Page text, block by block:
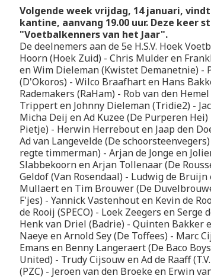
Volgende week vrijdag, 14 januari,
kantine, aanvang 19.00 uur. Deze keer
"Voetbalkenners van het Jaar".
De deelnemers aan de 5e H.S.V. Hoek
Hoorn (Hoek Zuid) - Chris Mulder en
en Wim Dieleman (Kwistet Demanetnie) -
(D'Okoros) - Wilco Braafhart en Hans
Rademakers (RaHam) - Rob van den
Trippert en Johnny Dieleman (Tridie2) -
Micha Deij en Ad Kuzee (De Purperen
Pietje) - Herwin Herrebout en Jaap den
Ad van Langevelde (De
regte timmerman) - Arjan de Jonge en
Slabbekoorn en Arjan Tollenaar (De
Geldof (Van Rosendaal) - Ludwig de
Mullaert en Tim Brouwer (De
F'jes) - Yannick Vastenhout en Kevin de
de Rooij (SPECO) - Loek Zeegers en
Henk van Driel (Badrie) - Quinten Bakker
Naeye en Arnold Sey (De Toffees) - Marc
Emans en Benny Langeraert (De Baco
United) - Trudy Cijsouw en Ad de Raaff
(PZC) - Jeroen van den Broeke en Erwin